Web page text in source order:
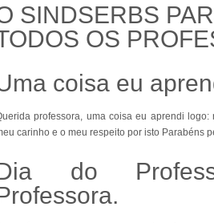
SINDSERBS
OS
coisa eu
professora, uma coisa eu aprendi
carinho e o meu respeito por isto Parabéns
do